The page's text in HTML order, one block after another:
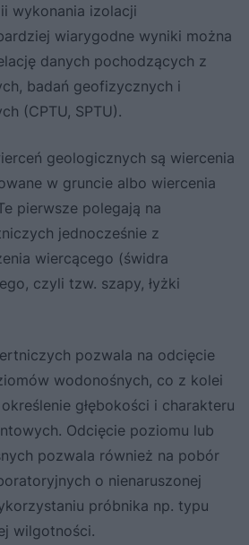
wykonania izolacji
wiarygodne wyniki można
danych pochodzących z
badań geofizycznych i
(CPTU, SPTU).
geologicznych są wiercenia
w gruncie albo wiercenia
pierwsze polegają na
jednocześnie z
wiercącego (świdra
czyli tzw. szapy, łyżki
pozwala na odcięcie
wodonośnych, co z kolei
głębokości i charakteru
Odcięcie poziomu lub
pozwala również na pobór
o nienaruszonej
próbnika np. typu
wilgotności.